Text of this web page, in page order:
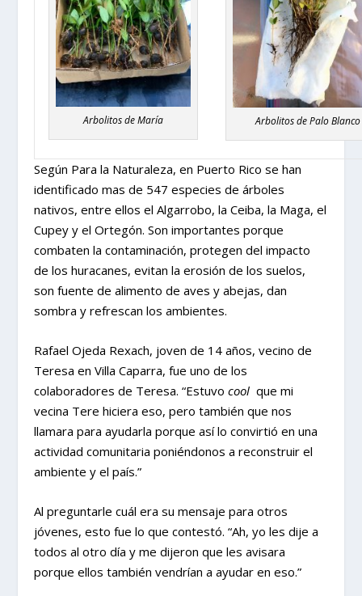
Arbolitos de María Arbolitos de Palo Blanco
Según Para la Naturaleza, en Puerto Rico se han
identificado mas de 547 especies de árboles
nativos, entre ellos el Algarrobo, la Ceiba, la Maga, el
Cupey y el Ortegón. Son importantes porque
combaten la contaminación, protegen del impacto
de los huracanes, evitan la erosión de los suelos,
son fuente de alimento de aves y abejas, dan
sombra y refrescan los ambientes.
Rafael Ojeda Rexach, joven de 14 años, vecino de
Teresa en Villa Caparra, fue uno de los
colaboradores de Teresa. “Estuvocool que mi
vecina Tere hiciera eso, pero también que nos
llamara para ayudarla porque así lo convirtió en una
actividad comunitaria poniéndonos a reconstruir el
ambiente y el país.”
Al preguntarle cuál era su mensaje para otros
jóvenes, esto fue lo que contestó. “Ah, yo les dije a
todos al otro día y me dijeron que les avisara
porque ellos también vendrían a ayudar en eso.”